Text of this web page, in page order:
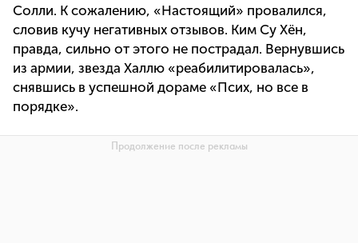
Солли. К сожалению, «Настоящий» провалился,
словив кучу негативных отзывов. Ким Су Хён,
правда, сильно от этого не пострадал. Вернувшись
из армии, звезда Халлю «реабилитировалась»,
снявшись в успешной дораме «Псих, но все в
порядке».